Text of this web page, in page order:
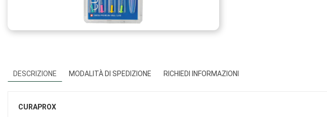
DESCRIZIONE MODALITÀ DI SPEDIZIONE RICHIEDI INFORMAZIONI
CURAPROX